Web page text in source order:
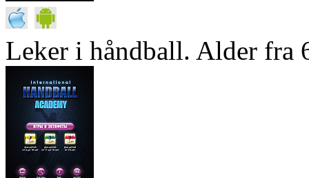
Leker i håndball. Alder fra